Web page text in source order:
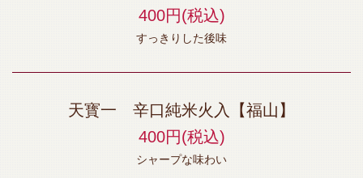
400円(税込)
すっきりした後味
天寳一 辛口純米火入【福山】
400円(税込)
シャープな味わい